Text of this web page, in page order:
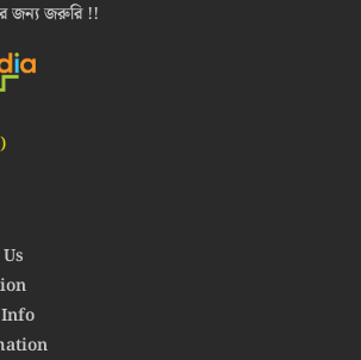
জন্য জরুরি !!